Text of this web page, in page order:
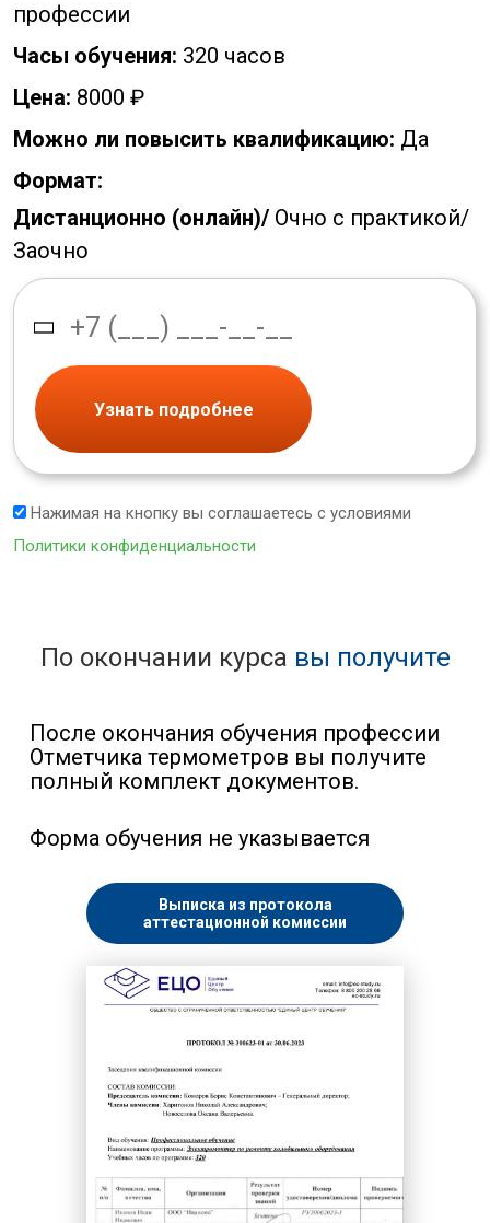
профессии
Часы обучения: 320 часов
Цена: 8000 ₽
Можно ли повысить квалификацию: Да
Формат:
Дистанционно (онлайн)/ Очно с практикой/
Заочно
Узнать подробнее
Нажимая на кнопку вы соглашаетесь с условиями
Политики конфиденциальности
По окончании курса вы получите
После окончания обучения профессии
Отметчика термометров вы получите
полный комплект документов.
Форма обучения не указывается
Выписка из протокола
аттестационной комиссии